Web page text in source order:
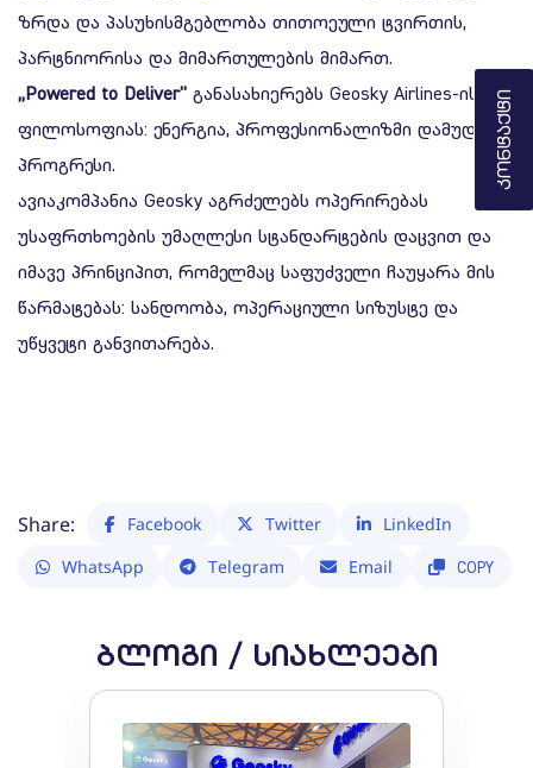
Კონტაქტი
ზრდა და პასუხისმგებლობა თითოეული ტვირთის,
პარტნიორისა და მიმართულების მიმართ.
„Powered to Deliver" განასახიერებს Geosky Airlines-ის
ფილოსოფიას: ენერგია, პროფესიონალიზმი დამუდმივი
პროგრესი.
ავიაკომპანია Geosky აგრძელებს ოპერირებას
უსაფრთხოების უმაღლესი სტანდარტების დაცვით და
იმავე პრინციპით, რომელმაც საფუძველი ჩაუყარა მის
წარმატებას: სანდოობა, ოპერაციული სიზუსტე და
უწყვეტი განვითარება.
Share: Facebook Twitter
LinkedIn
WhatsApp
Telegram Email COPY
ᲑᲚᲝᲒᲘ / ᲡᲘᲐᲮᲚᲔᲔᲑᲘ